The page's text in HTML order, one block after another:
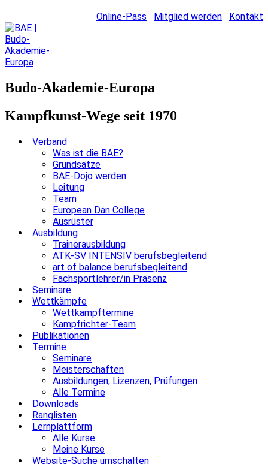
Online-Pass Mitglied werden Kontakt
Budo-Akademie-Europa
Kampfkunst-Wege seit 1970
Verband
Was ist die BAE?
Grundsätze
BAE-Dojo werden
Leitung
Team
European Dan College
Ausrüster
Ausbildung
Trainerausbildung
ATK-SV INTENSIV berufsbegleitend
art of balance berufsbegleitend
Fachsportlehrer/in Präsenz
Seminare
Wettkämpfe
Wettkampftermine
Kampfrichter-Team
Publikationen
Termine
Seminare
Meisterschaften
Ausbildungen, Lizenzen, Prüfungen
Alle Termine
Downloads
Ranglisten
Lernplattform
Alle Kurse
Meine Kurse
Website-Suche umschalten